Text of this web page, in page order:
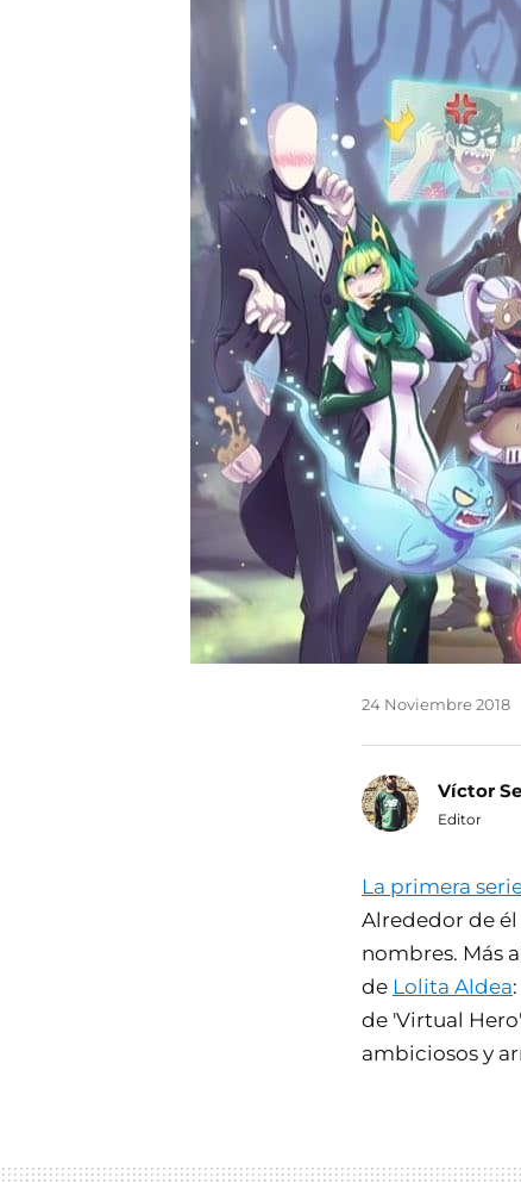
24 Noviembre 2018
Víctor
Editor
La primera
Alrededor de
nombres. Más
de Lolita Aldea
de 'Virtual
ambiciosos y